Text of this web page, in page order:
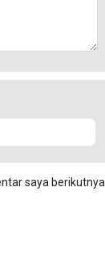
saya berikutnya.